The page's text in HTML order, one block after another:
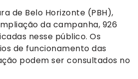
de Belo Horizonte (PBH),
da campanha, 926
nesse público. Os
de funcionamento das
podem ser consultados no